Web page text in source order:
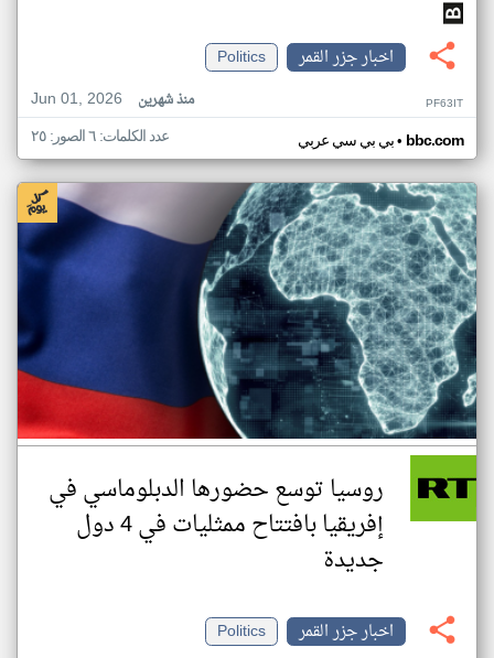
اخبار جزر القمر
Politics
Jun 01, 2026
منذ شهرين PF63IT
بي بي سي عربي• bbc.com عدد الكلمات: ٦ الصور: ٢٥
روسيا توسع حضورها الدبلوماسي في
إفريقيا بافتتاح ممثليات في 4 دول
جديدة
اخبار جزر القمر
Politics